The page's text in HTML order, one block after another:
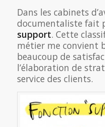
Dans les cabinets
documentaliste fait
support. Cette
métier me convient
beaucoup de
l’élaboration de
service des clients.